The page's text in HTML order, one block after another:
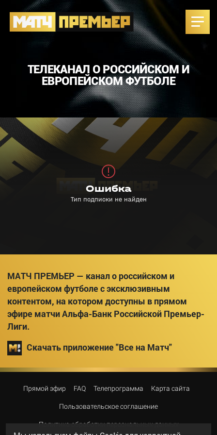
ТЕЛЕКАНАЛ О РОССИЙСКОМ И
ЕВРОПЕЙСКОМ ФУТБОЛЕ
МАТЧ ПРЕМЬЕР — канал о российском и
европейском футболе с эксклюзивным
контентом, на котором доступны в прямом
эфире матчи Альфа-Банк Российской Премьер-
Лиги.
Скачать приложение "Все на Матч"
Прямой эфир FAQ Телепрограмма Карта сайта
Пользовательское соглашение
Политика обработки персональных данных